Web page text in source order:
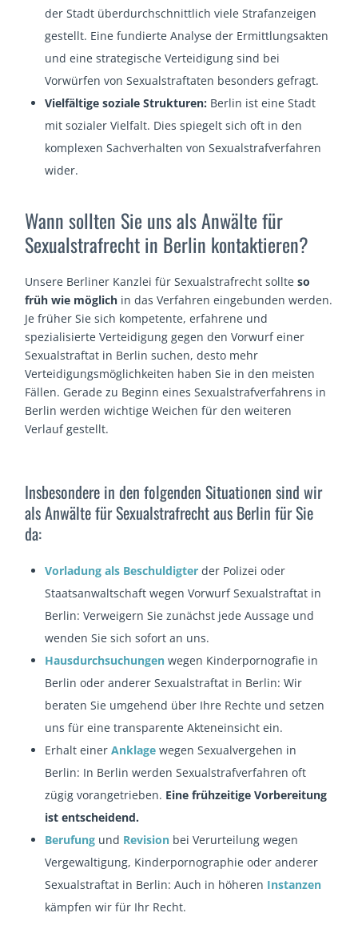
der Stadt überdurchschnittlich viele Strafanzeigen
gestellt. Eine fundierte Analyse der Ermittlungsakten
und eine strategische Verteidigung sind bei
Vorwürfen von Sexualstraftaten besonders gefragt.
Vielfältige soziale Strukturen: Berlin ist eine Stadt
mit sozialer Vielfalt. Dies spiegelt sich oft in den
komplexen Sachverhalten von Sexualstrafverfahren
wider.
Wann sollten Sie uns als Anwälte für
Sexualstrafrecht in Berlin kontaktieren?
Unsere Berliner Kanzlei für Sexualstrafrecht sollteso
früh wie möglich in das Verfahren eingebunden werden.
Je früher Sie sich kompetente, erfahrene und
spezialisierte Verteidigung gegen den Vorwurf einer
Sexualstraftat in Berlin suchen, desto mehr
Verteidigungsmöglichkeiten haben Sie in den meisten
Fällen. Gerade zu Beginn eines Sexualstrafverfahrens in
Berlin werden wichtige Weichen für den weiteren
Verlauf gestellt.
Insbesondere in den folgenden Situationen sind wir
als Anwälte für Sexualstrafrecht aus Berlin für Sie
da:
Vorladung als Beschuldigter der Polizei oder
Staatsanwaltschaft wegen Vorwurf Sexualstraftat in
Berlin: Verweigern Sie zunächst jede Aussage und
wenden Sie sich sofort an uns.
Hausdurchsuchungen wegen Kinderpornografie in
Berlin oder anderer Sexualstraftat in Berlin: Wir
beraten Sie umgehend über Ihre Rechte und setzen
uns für eine transparente Akteneinsicht ein.
Erhalt einerAnklage wegen Sexualvergehen in
Berlin: In Berlin werden Sexualstrafverfahren oft
zügig vorangetrieben. Eine frühzeitige Vorbereitung
ist entscheidend.
Berufung und Revision bei Verurteilung wegen
Vergewaltigung, Kinderpornographie oder anderer
Sexualstraftat in Berlin: Auch in höheren Instanzen
kämpfen wir für Ihr Recht.